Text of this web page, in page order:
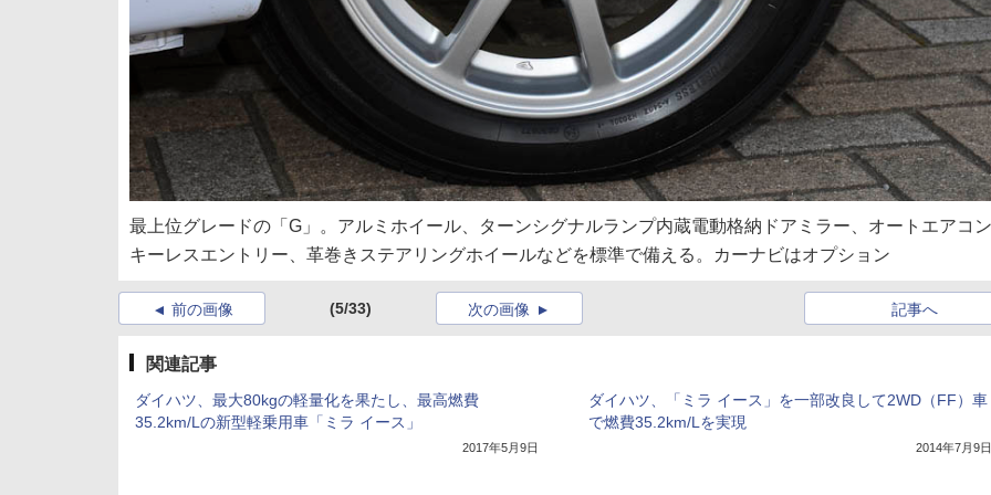
最上位グレードの「G」。アルミホイール、ターンシグナルランプ内蔵電動格納ドアミラー、オートエアコ
キーレスエントリー、革巻きステアリングホイールなどを標準で備える。カーナビはオプション
前の画像 (5/33) 記事へ
次の画像
関連記事
ダイハツ、最大80kgの軽量化を果たし、最高燃費
35.2km/Lの新型軽乗用車「ミラ イース」
2017年5月9日
ダイハツ、「ミラ イース」を一部改良して2WD（FF）車
で燃費35.2km/Lを実現
2014年7月9日